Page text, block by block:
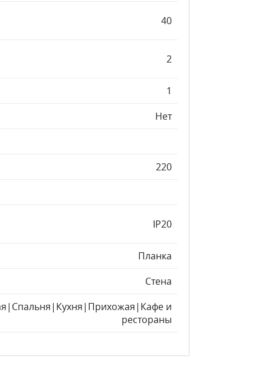
40
2
1
Нет
220
IP20
Планка
Стена
и
рестораны